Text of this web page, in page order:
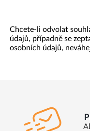
Chcete-li odvolat
údajů, případně se
osobních údajů,